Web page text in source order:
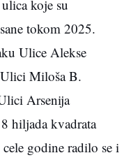
koje su
tokom 2025.
Ulice Alekse
Miloša B.
Arsenija
hiljada kvadrata
godine radilo se i